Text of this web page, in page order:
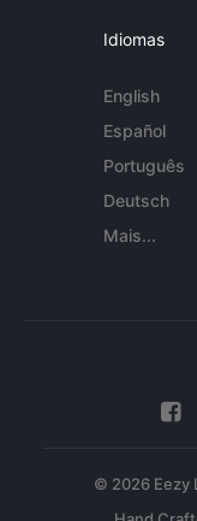
Idiomas
English
Español
Português
Deutsch
Mais...
© 2026 Eezy